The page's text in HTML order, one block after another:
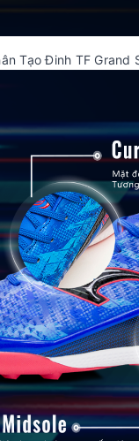
Tạo Đinh TF Grand